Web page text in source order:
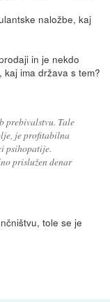
naložbe, kaj
in je nekdo
ima država s tem?
prebivalstvu. Tale
je profitabilna
psihopatije.
prislužen denar
tole se je